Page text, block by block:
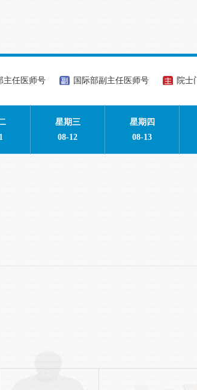
主任医师号 国际部副主任医师号 院士
星期三
08-12
星期四
08-13